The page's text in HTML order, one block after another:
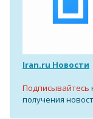
Iran.ru Новости
Подписывайтесь
получения